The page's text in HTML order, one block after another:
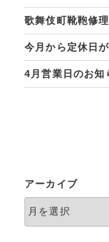
歌舞伎町靴鞄修
今月から定休日
4月営業日のお知
アーカイブ